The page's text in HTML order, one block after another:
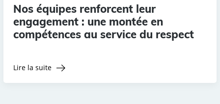
Nos équipes renforcent leur
engagement : une montée en
compétences au service du respect
Lire la suite